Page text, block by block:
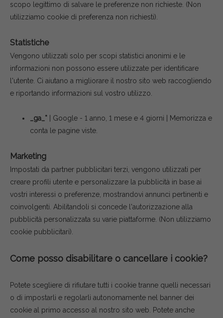
scopo legittimo di salvare le preferenze non richieste. (Non
utilizziamo cookie di preferenza non richiesti).
Statistiche
Vengono utilizzati solo per scopi statistici anonimi e le
informazioni non possono essere utilizzate per identificare
l'utente. Ci aiutano a migliorare il nostro sito web raccogliendo
e riportando informazioni sul vostro utilizzo.
_ga_* | Google - 1 anno, 1 mese e 4 giorni | Memorizza e
conta le pagine viste.
Marketing
Impostati da partner pubblicitari terzi, vengono utilizzati per
creare profili utente e personalizzare la pubblicità in base ai
vostri interessi o preferenze, mostrandovi annunci pertinenti e
coinvolgenti. Abilitandoli si concede l'autorizzazione alla
pubblicità personalizzata su varie piattaforme. (Non utilizziamo
cookie pubblicitari).
Come posso disabilitare o cancellare i cookie?
Potete scegliere di rifiutare tutti i cookie tranne quelli necessari
o di impostarli e regolarli autonomamente nel banner dei
cookie al primo accesso al nostro sito web. Potete anche